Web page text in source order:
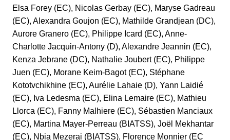
Elsa Forey (EC), Nicolas Gerbay (EC), Maryse Gadreau
(EC), Alexandra Goujon (EC), Mathilde Grandjean (DC),
Aurore Granero (EC), Philippe Icard (EC), Anne-
Charlotte Jacquin-Antony (D), Alexandre Jeannin (EC),
Kenza Jebrane (DC), Nathalie Joubert (EC), Philippe
Juen (EC), Morane Keim-Bagot (EC), Stéphane
Kototvchikhine (EC), Aurélie Lahaie (D), Yann Laidié
(EC), Iva Ledesma (EC), Elina Lemaire (EC), Mathieu
Llorca (EC), Fanny Malhiere (EC), Sébastien Manciaux
(EC), Martina Mayer-Perreau (BIATSS), Joël Mekhantar
(EC), Nbia Mezerai (BIATSS), Florence Monnier (EC